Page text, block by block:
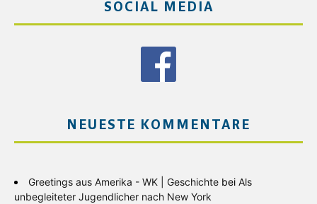
SOCIAL MEDIA
NEUESTE KOMMENTARE
Greetings aus Amerika - WK | Geschichte bei Als
unbegleiteter Jugendlicher nach New York